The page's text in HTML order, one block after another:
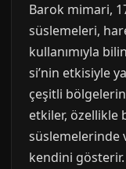
Barok mimari,
süslemeleri,
kullanımıyla
si’nin etkisiyle
çeşitli
etkiler, özellikle
süslemelerinde
kendini gösterir.